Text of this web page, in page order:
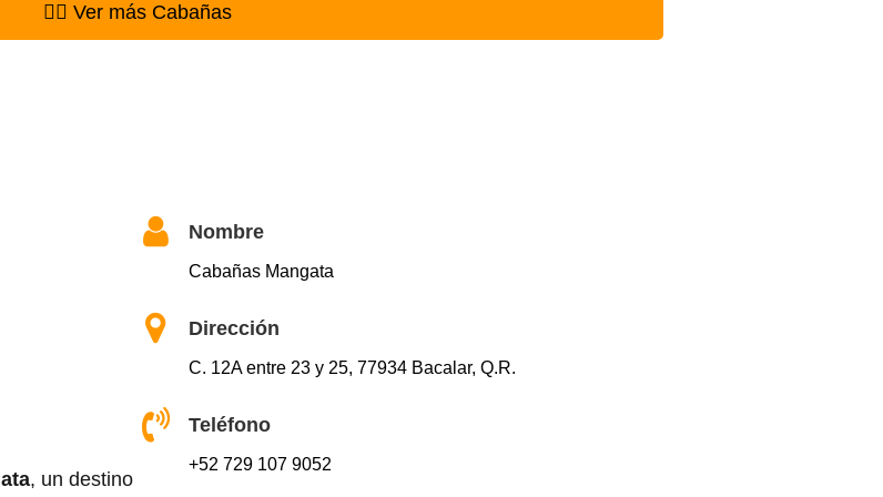
👉🏻 Ver más Cabañas
, un destino
Nombre
Cabañas Mangata
Dirección
C. 12A entre 23 y 25, 77934 Bacalar, Q.R.
Teléfono
+52 729 107 9052